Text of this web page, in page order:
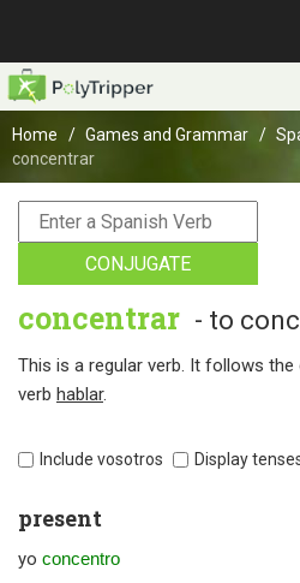
Home Games and Grammar
concentrar
CONJUGATE
concentrar - to
This is a regular verb. It follows
verb hablar.
Include vosotros Display
present
yo concentro